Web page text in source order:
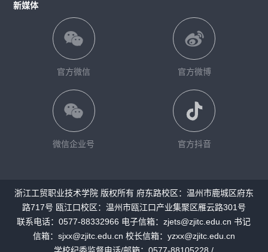
新媒体
官方微信 官方微博
微信企业号 官方抖音
浙江工贸职业技术学院 版权所有 府东路校区：温州市鹿城区府东
路717号 瓯江口校区：温州市瓯江口产业集聚区雁云路301号
联系电话：0577-88332966 电子信箱：zjets@zjitc.edu.cn 书记
信箱：sjxx@zjitc.edu.cn 校长信箱：yzxx@zjitc.edu.cn